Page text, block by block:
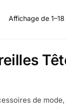
Affichage de
de